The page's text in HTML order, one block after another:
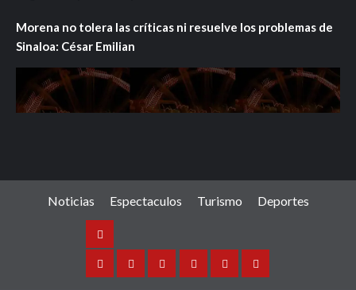
Morena no tolera las críticas ni resuelve los problemas de
Sinaloa: César Emilian
Noticias Espectaculos Turismo Deportes
Noticias
SinaloaNacionalInternacionalEspectaculos
TurismoDeportes